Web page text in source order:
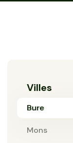
Villes
Bure
Mons